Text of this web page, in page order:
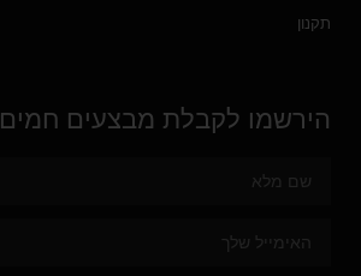
תקנון
הירשמו לקבלת מבצעים חמים